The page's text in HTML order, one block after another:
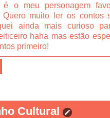
é o meu personagem
Quero muito ler os
ainda mais curioso
haha mas estão
primeiro!
Cultural